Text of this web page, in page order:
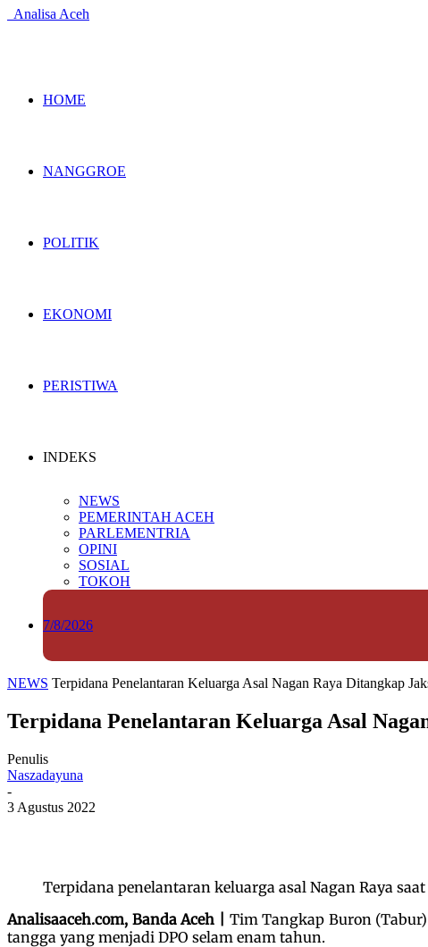
Analisa Aceh
HOME
NANGGROE
POLITIK
EKONOMI
PERISTIWA
INDEKS
NEWS
PEMERINTAH ACEH
PARLEMENTRIA
OPINI
SOSIAL
TOKOH
7/8/2026
NEWS Terpidana Penelantaran Keluarga Asal Nagan Raya Ditangkap
Terpidana Penelantaran Keluarga Asal
Penulis
Naszadayuna
-
3 Agustus 2022
Terpidana penelantaran keluarga asal Nagan Raya
Analisaaceh.com, Banda Aceh |
Tim Tangkap Buron
tangga yang menjadi DPO selam enam tahun.